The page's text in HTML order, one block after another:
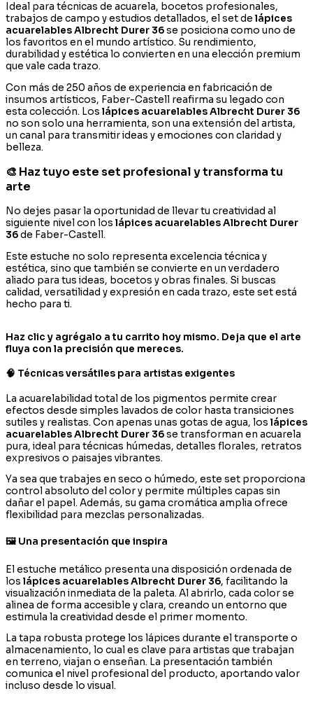
Ideal para técnicas de acuarela, bocetos profesionales,
trabajos de campo y estudios detallados, el set de lápices
acuarelables Albrecht Durer 36se posiciona como uno de
los favoritos en el mundo artístico. Su rendimiento,
durabilidad y estética lo convierten en una elección premium
que vale cada trazo.
Con más de 250 años de experiencia en fabricación de
insumos artísticos, Faber-Castell reafirma su legado con
esta colección. Los lápices acuarelables Albrecht Durer 36
no son solo una herramienta, son una extensión del artista,
un canal para transmitir ideas y emociones con claridad y
belleza.
🎨 Haz tuyo este set profesional y transforma tu
arte
No dejes pasar la oportunidad de llevar tu creatividad al
siguiente nivel con los lápices acuarelables Albrecht Durer
36de Faber-Castell.
Este estuche no solo representa excelencia técnica y
estética, sino que también se convierte en un verdadero
aliado para tus ideas, bocetos y obras finales. Si buscas
calidad, versatilidad y expresión en cada trazo, este set está
hecho para ti.
Haz clic y agrégalo a tu carrito hoy mismo. Deja que el arte
fluya con la precisión que mereces.
🧠 Técnicas versátiles para artistas exigentes
La acuarelabilidad total de los pigmentos permite crear
efectos desde simples lavados de color hasta transiciones
sutiles y realistas. Con apenas unas gotas de agua, los lápices
acuarelables Albrecht Durer 36se transforman en acuarela
pura, ideal para técnicas húmedas, detalles florales, retratos
expresivos o paisajes vibrantes.
Ya sea que trabajes en seco o húmedo, este set proporciona
control absoluto del color y permite múltiples capas sin
dañar el papel. Además, su gama cromática amplia ofrece
flexibilidad para mezclas personalizadas.
🖼️ Una presentación que inspira
El estuche metálico presenta una disposición ordenada de
los lápices acuarelables Albrecht Durer 36, facilitando la
visualización inmediata de la paleta. Al abrirlo, cada color se
alinea de forma accesible y clara, creando un entorno que
estimula la creatividad desde el primer momento.
La tapa robusta protege los lápices durante el transporte o
almacenamiento, lo cual es clave para artistas que trabajan
en terreno, viajan o enseñan. La presentación también
comunica el nivel profesional del producto, aportando valor
incluso desde lo visual.